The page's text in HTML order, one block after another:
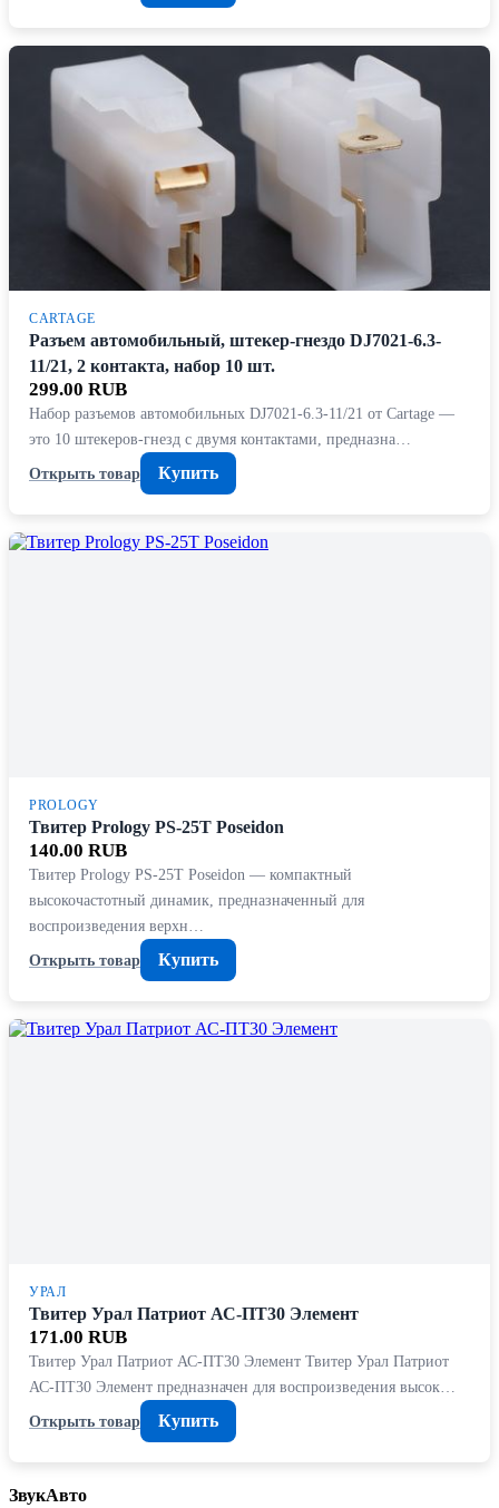
CARTAGE
Разъем автомобильный, штекер-гнездо DJ7021-6.3-
11/21, 2 контакта, набор 10 шт.
299.00 RUB
Набор разъемов автомобильных DJ7021-6.3-11/21 от Cartage —
это 10 штекеров-гнезд с двумя контактами, предназна…
Открыть товар
Купить
PROLOGY
Твитер Prology PS-25T Poseidon
140.00 RUB
Твитер Prology PS-25T Poseidon — компактный
высокочастотный динамик, предназначенный для
воспроизведения верхн…
Открыть товар
Купить
УРАЛ
Твитер Урал Патриот АС-ПТ30 Элемент
171.00 RUB
Твитер Урал Патриот АС-ПТ30 Элемент Твитер Урал Патриот
АС-ПТ30 Элемент предназначен для воспроизведения высок…
Открыть товар
Купить
ЗвукАвто